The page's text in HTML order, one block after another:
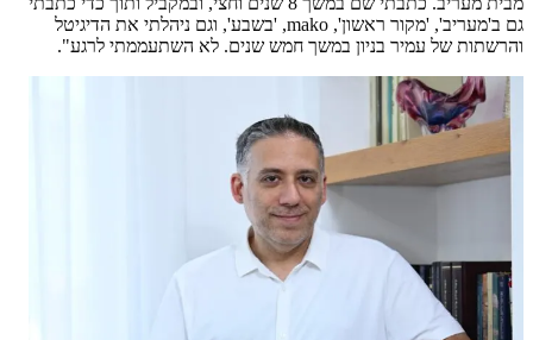
גם ב'מעריב', 'מקור ראשון', mako, 'בשבע', וגם ניהלתי את הדיגיטל
והרשתות של עמיר בניון במשך חמש שנים. לא השתעממתי לרגע".